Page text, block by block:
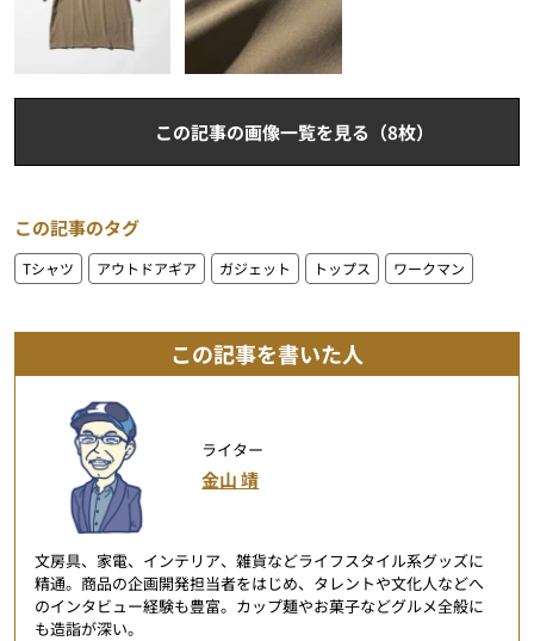
この記事の画像一覧を見る（8枚）
この記事のタグ
Tシャツ アウトドアギア ガジェット トップス ワークマン
この記事を書いた人
ライター
金山 靖
文房具、家電、インテリア、雑貨などライフスタイル系グッズに
精通。商品の企画開発担当者をはじめ、タレントや文化人などへ
のインタビュー経験も豊富。カップ麺やお菓子などグルメ全般に
も造詣が深い。